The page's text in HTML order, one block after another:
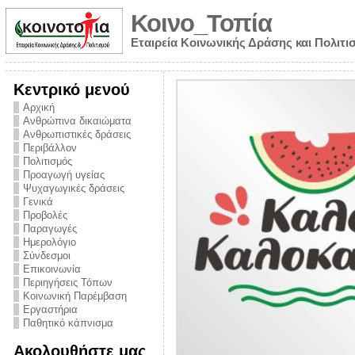
Κοινο_Τοπία
Εταιρεία Κοινωνικής Δράσης και
Κεντρικό μενού
Αρχική
Ανθρώπινα δικαιώματα
Ανθρωπιστικές δράσεις
Περιβάλλον
Πολιτισμός
Προαγωγή υγείας
Ψυχαγωγικές δράσεις
Γενικά
Προβολές
Παραγωγές
Ημερολόγιο
Σύνδεσμοι
Επικοινωνία
Περιηγήσεις Τόπων
Κοινωνική Παρέμβαση
Εργαστήρια
Παθητικό κάπνισμα
Ακολουθήστε μας
από την
την ημέρα
και
στο
Πρόληψης